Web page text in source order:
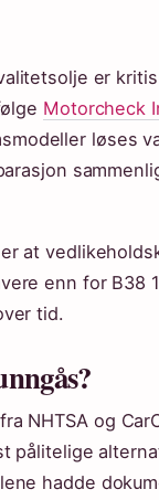
er
Motorcheck
løses
at
enn for B38
tid.
NHTSA og
pålitelige
hadde